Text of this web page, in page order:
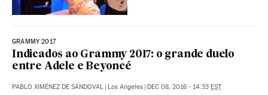
GRAMMY 2017
Indicados ao Grammy 2017: o grande duelo
entre Adele e Beyoncé
PABLO XIMÉNEZ DE SANDOVAL | Los Angeles | DEC 08, 2016 - 14:33 EST